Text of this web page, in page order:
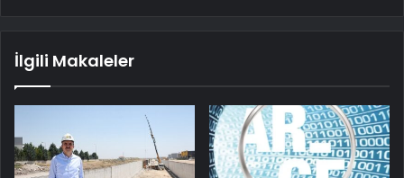
İlgili Makaleler